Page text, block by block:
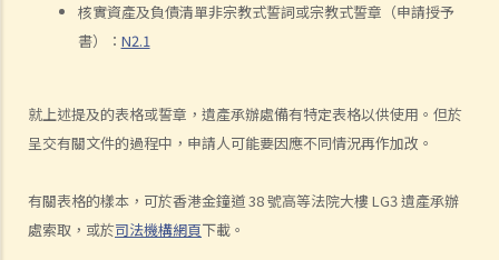
核實資產及負債清單非宗教式誓詞或宗教式誓章（申請授予
書）： N2.1
就上述提及的表格或誓章，遺產承辦處備有特定表格以供使用。但於
呈交有關文件的過程中，申請人可能要因應不同情況再作加改。
有關表格的樣本，可於香港金鐘道 38 號高等法院大樓 LG3 遺產承辦
處索取，或於司法機構網頁下載。
1. 如果遺囑執行人失蹤或拒絕履行職責的話，可否由其他人申請遺產認
證？他該怎麼做？
何放棄遺囑認證的權利？
2. 程序
嗎？
2. 當正本遺囑丟失，只有遺囑副本時，可以申領授予遺囑認證書嗎？